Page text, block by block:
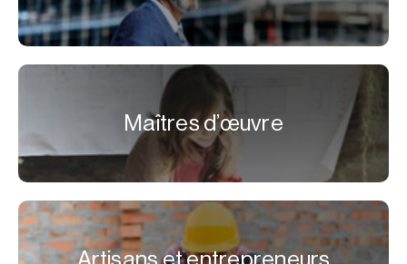
Maîtres d’œuvre
Artisans et entrepreneurs